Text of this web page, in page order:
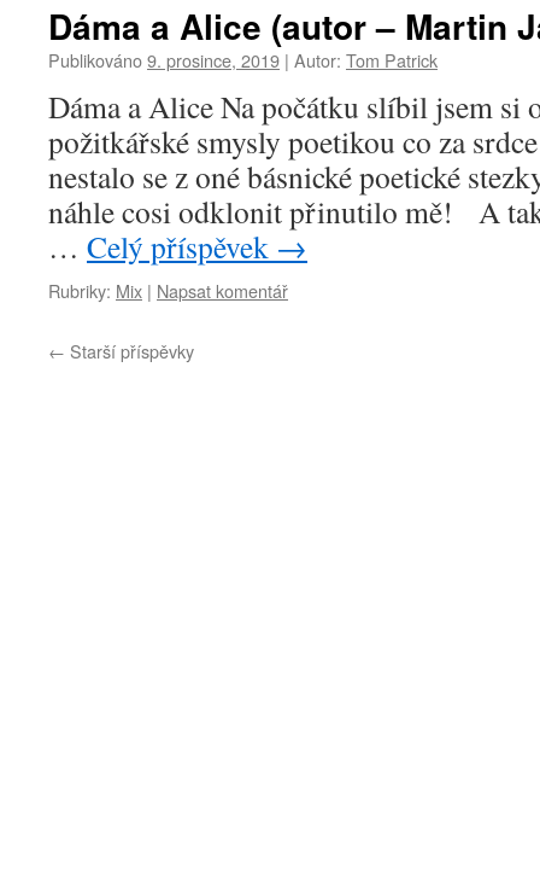
Dáma a Alice (autor – Martin
Publikováno9. prosince, 2019 | Autor: Tom Patrick
Dáma a Alice Na počátku slíbil jsem si
požitkářské smysly poetikou co za
nestalo se z oné básnické poetické
náhle cosi odklonit přinutilo mě! A
… Celý příspěvek →
Rubriky: Mix | Napsat komentář
← Starší příspěvky